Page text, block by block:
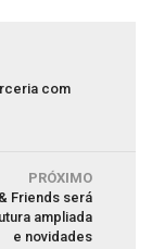
com
PRÓXIMO
Friends será
ampliada
e novidades